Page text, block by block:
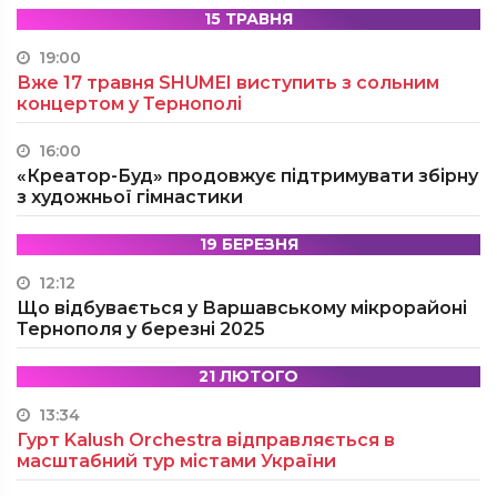
15 ТРАВНЯ
19:00
Вже 17 травня SHUMEI виступить з сольним
концертом у Тернополі
16:00
«Креатор-Буд» продовжує підтримувати збірну
з художньої гімнастики
19 БЕРЕЗНЯ
12:12
Що відбувається у Варшавському мікрорайоні
Тернополя у березні 2025
21 ЛЮТОГО
13:34
Гурт Kalush Orchestra відправляється в
масштабний тур містами України